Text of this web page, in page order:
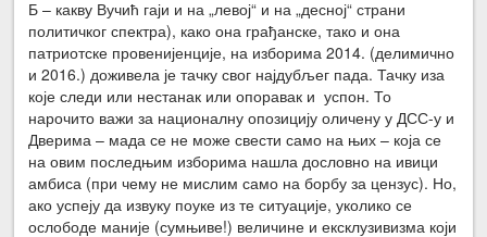
Б – какву Вучић гаји и на „левој“ и на „десној“ страни
политичког спектра), како она грађанске, тако и она
патриотске провенијенције, на изборима 2014. (делимично
и 2016.) доживела је тачку свог најдубљег пада. Тачку иза
које следи или нестанак или опоравак и успон. То
нарочито важи за националну опозицију оличену у ДСС-у и
Дверима – мада се не може свести само на њих – која се
на овим последњим изборима нашла дословно на ивици
амбиса (при чему не мислим само на борбу за цензус). Но,
ако успеју да извуку поуке из те ситуације, уколико се
ослободе маније (сумњиве!) величине и ексклузивизма који